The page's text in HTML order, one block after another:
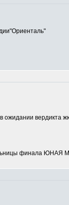
ожидании вердикта
финала ЮНАЯ